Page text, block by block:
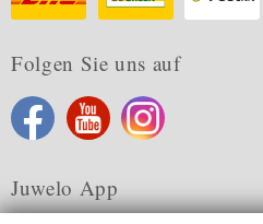
Folgen Sie uns auf
Juwelo App